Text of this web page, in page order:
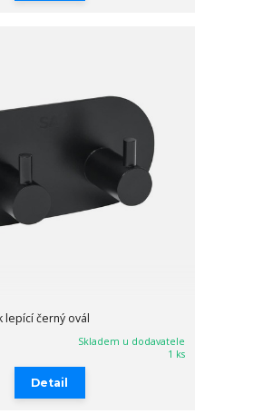
lepící černý ovál
Skladem u dodavatele
1 ks
Detail